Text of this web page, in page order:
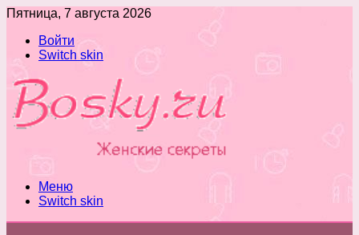
Пятница, 7 августа 2026
Войти
Switch skin
Меню
Switch skin